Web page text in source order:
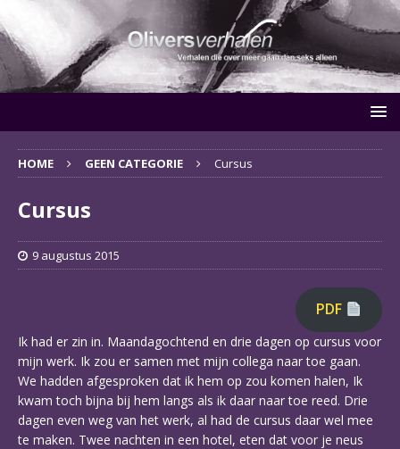
HOME GEEN CATEGORIE Cursus
Cursus
9 augustus 2015
PDF
Ik had er zin in. Maandagochtend en drie dagen op cursus voor
mijn werk. Ik zou er samen met mijn collega naar toe gaan.
We hadden afgesproken dat ik hem op zou komen halen, Ik
kwam toch bijna bij hem langs als ik daar naar toe reed. Drie
dagen even weg van het werk, al had de cursus daar wel mee
te maken. Twee nachten in een hotel, eten dat voor je neus